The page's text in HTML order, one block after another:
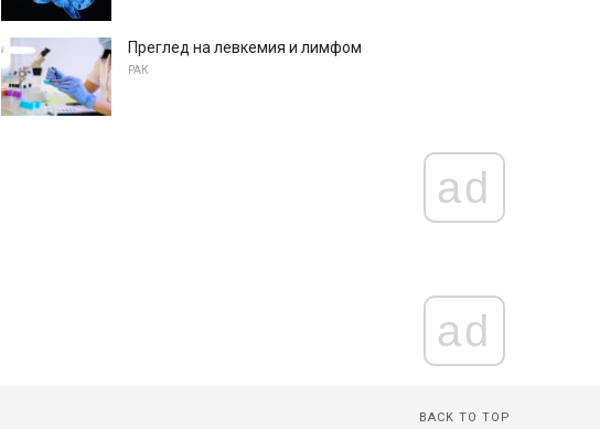
Преглед на левкемия и лимфом
РАК
ad
ad
BACK TO TOP